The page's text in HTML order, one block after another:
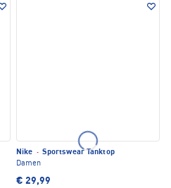
Nike · Sportswear Tanktop
Damen
€ 29,99